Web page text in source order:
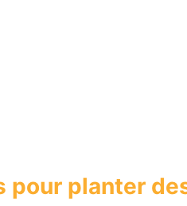
pour planter